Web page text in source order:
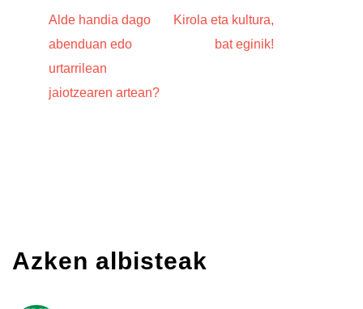
Alde handia dago
abenduan edo
urtarrilean
jaiotzearen artean?
Kirola eta kultura,
bat eginik!
Azken albisteak